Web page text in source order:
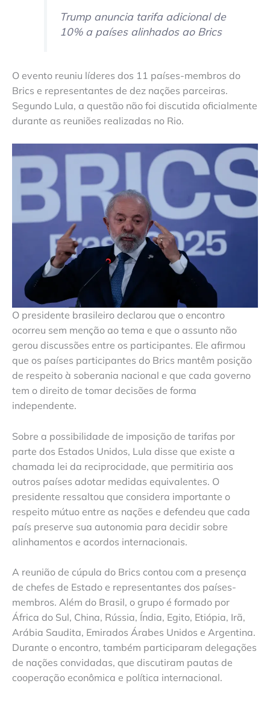
Trump anuncia tarifa adicional de
10% a países alinhados ao Brics
O evento reuniu líderes dos 11 países-membros do
Brics e representantes de dez nações parceiras.
Segundo Lula, a questão não foi discutida oficialmente
durante as reuniões realizadas no Rio.
O presidente brasileiro declarou que o encontro
ocorreu sem menção ao tema e que o assunto não
gerou discussões entre os participantes. Ele afirmou
que os países participantes do Brics mantêm posição
de respeito à soberania nacional e que cada governo
tem o direito de tomar decisões de forma
independente.
Sobre a possibilidade de imposição de tarifas por
parte dos Estados Unidos, Lula disse que existe a
chamada lei da reciprocidade, que permitiria aos
outros países adotar medidas equivalentes. O
presidente ressaltou que considera importante o
respeito mútuo entre as nações e defendeu que cada
país preserve sua autonomia para decidir sobre
alinhamentos e acordos internacionais.
A reunião de cúpula do Brics contou com a presença
de chefes de Estado e representantes dos países-
membros. Além do Brasil, o grupo é formado por
África do Sul, China, Rússia, Índia, Egito, Etiópia, Irã,
Arábia Saudita, Emirados Árabes Unidos e Argentina.
Durante o encontro, também participaram delegações
de nações convidadas, que discutiram pautas de
cooperação econômica e política internacional.